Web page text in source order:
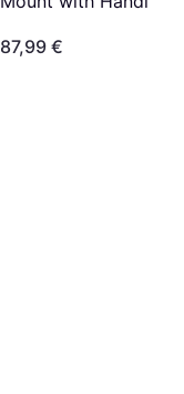
87,99 €